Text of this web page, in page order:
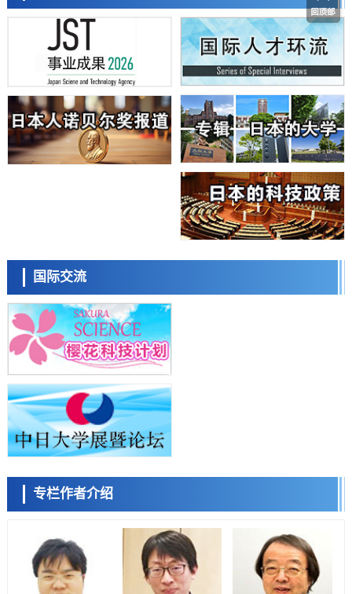
科学研究
日本学术会议：为保持土壤健康应采取哪些措施？探讨土壤保护与强化
的具体对策
科学研究
大阪大学开发基于水氢键网络的温度预测新方法，AI从分子排列信息中
高精度解读
经济・社会
【AI法上篇】如何对“将人生交给AI”保持危机感——中央大学平野晋教
授专访
科学研究
庆应义塾大学阐明脑内“游击手”小胶质细胞包裹保护受损神经细胞的机
制，有望用于开发阿尔茨海默病等疾病疗法
日本东北大学与横滨橡胶全球首次从纳米尺度揭示橡胶—黄铜粘接界面
劣化抑制机制，为提升轮胎安全性与耐久性的材料设计开辟道路
成为新型功能性材料
科学研究
群马大学开发针对难治性癫痫的新型基因疗法，利用超小型GAD67启动
子抑制发作
科学研究
九州大学揭示夜间眼压升高机制：两种激素波动叠加所致
科学研究
东京都产技研采用新手法开发出可稳定工作至300℃的介电材料，已验
证电容器可在汽车发动机等高温环境下工作
经济・社会
日本生成式AI使用者占比一年内翻倍，但与中美德仍有较大差距
政策
日本修订首都直下型地震紧急对策：目标为死亡人数至少减半，重点强
科学研究
福井大学发现细胞记忆过往并抑制反应的机制，阐明即便DNA相同反应
迥异之谜
神户大学确认口服癌症疫苗B440单药给药的安全性，在转移性尿路上皮
癌患者中开展临床试验
政策
日本发布《令和8年版科学技术与创新白皮书》，解读第七期基本计划
国际交流
专栏作者介绍
日本科学未来馆 科学交
流员
陈小牧
容江 余锦泽 马场錬成